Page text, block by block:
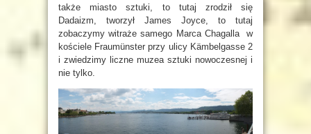
także miasto sztuki, to tutaj zrodził się
Dadaizm, tworzył James Joyce, to tutaj
zobaczymy witraże samego Marca Chagalla w
kościele Fraumünster przy ulicy Kämbelgasse 2
i zwiedzimy liczne muzea sztuki nowoczesnej i
nie tylko.